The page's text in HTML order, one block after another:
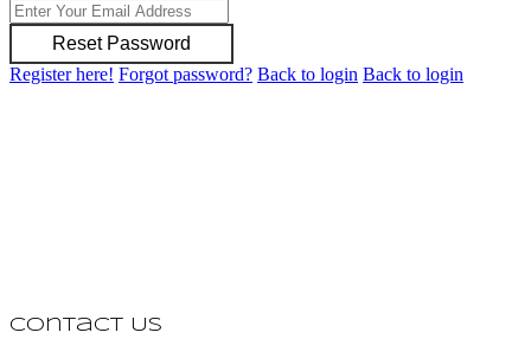
Reset Password
Register here! Forgot password? Back to login Back to login
Contact Us